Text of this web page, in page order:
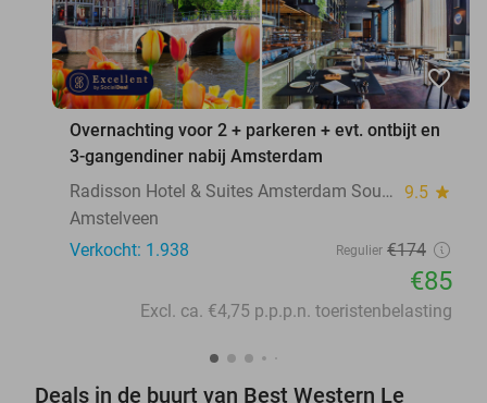
favorite_border
Overnachting voor 2 + parkeren + evt. ontbijt en
3-gangendiner nabij Amsterdam
Radisson Hotel & Suites Amsterdam South 9.5 star
Amstelveen
Verkocht: 1.938
Regulier €174
€85
Excl. ca. €4,75 p.p.p.n. toeristenbelasting
Deals in de buurt van Best Western Le